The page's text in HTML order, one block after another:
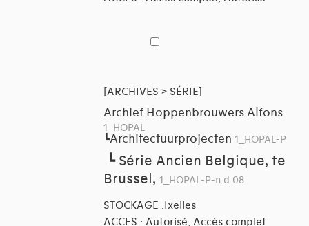
[ARCHIVES > SÉRIE]
Archief Hoppenbrouwers Alfons
1_HOPAL
┗Architectuurprojecten 1_HOPAL-P
┗ Série Ancien Belgique, te
Brussel, 1_HOPAL-P-n.d.08
STOCKAGE :Ixelles
ACCES : Autorisé, Accès complet